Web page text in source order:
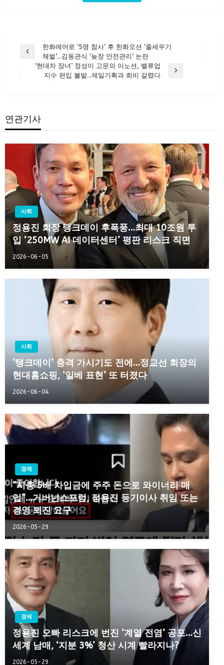
글
Previous
한화에어로 ‘5명 참사’ 후 한화오션 ‘줄세우기
체벌’…김동관식 ‘늦장 안전관리’ 논란
‘현대차 장녀’ 정성이 고문의 이노션, 밸류업
지수 편입 불발…제일기획과 희비 갈렸다
연관기사
사회
정용진 회장 탱크데이 후폭풍…최대 10조원 투
입 ‘250MW AI 데이터센터’ 평판 리스크 직면
2026-06-05
사회
‘탱크데이’ 충격 가시기도 전에…정교선 회장의
현대홈쇼핑, ‘일베 표현’ 또 터졌다
2026-06-04
경제
“시총 5배 차입금에 주주 돈으로 와이너리 매
입”…거버넌스포럼, 정용진 등기이사 취임 또는
경영 퇴진 요구
2026-05-29
경제
정용진 오빠 리스크에 번진 ‘계열 전염’ 공포…신
세계 남매, ‘지분 3%’ 청산 시계 빨라지나?
2026-05-29